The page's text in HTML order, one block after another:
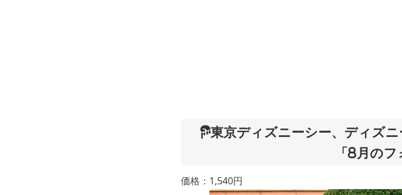
東京ディズニーシー、ディズ
「8月のフ
価格：1,540円